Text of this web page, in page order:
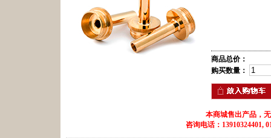
商品总价：
购买数量：
本商城售出产品，
咨询电话：13910324401,